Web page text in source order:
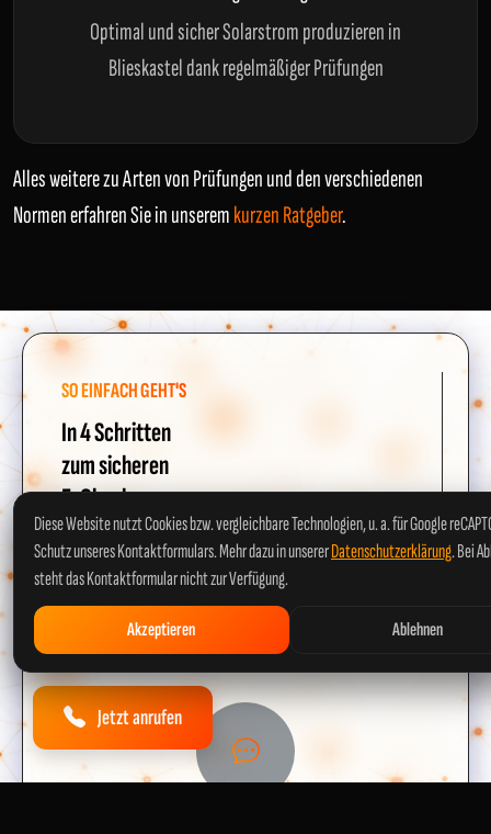
Jetzt anrufen
Optimal und sicher Solarstrom produzieren in
Blieskastel dank regelmäßiger Prüfungen
Alles weitere zu Arten von Prüfungen und den verschiedenen
Normen erfahren Sie in unseremkurzen Ratgeber.
SO EINFACH GEHT'S
In 4 Schritten
zum sicheren
E-Check
Unkompliziert, transparent und schnell – so
funktioniert unser Service für Blieskastel.
Diese Website nutzt Cookies bzw. vergleichbare Technologien, u. a. für Google
Schutz unseres Kontaktformulars. Mehr dazu in unsererDatenschutzerklärung. Bei
steht das Kontaktformular nicht zur Verfügung.
Akzeptieren Ablehnen